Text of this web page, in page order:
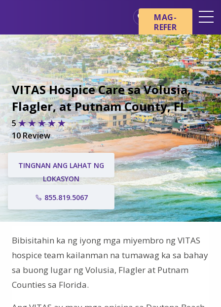
Mga Lokasyon
Mga Pangunahing Kaalaman
tungkol sa Hospice
Ang aming mga Serbisyo
Healthcare Professionals
Pamilya at Mga Tagapag-
alaga
MAG-
REFER
VITAS Hospice Care sa Volusia,
Flagler, at Putnam County, FL
5
10 Review
855.819.5067
TINGNAN ANG LAHAT NG
LOKASYON
Bibisitahin ka ng iyong mga miyembro ng VITAS
hospice team kailanman na tumawag ka sa bahay
sa buong lugar ng Volusia, Flagler at Putnam
Counties sa Florida.